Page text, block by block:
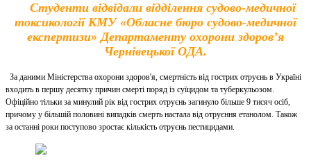
Студенти відвідали відділення судово-медичної
токсикології КМУ «Обласне бюро судово-медичної
експертизи» Департаменту охорони здоров’я
Чернівецької ОДА.
За даними Міністерства охорони здоров'я, смертність від гострих отруєнь в Україні
входить в першу десятку причин смерті поряд із суїцидом та туберкульозом.
Офіційно тільки за минулий рік від гострих отруєнь загинуло більше 9 тисяч осіб,
причому у більшій половині випадків смерть настала від отруєння етанолом. Також
за останні роки поступово зростає кількість отруєнь пестицидами.